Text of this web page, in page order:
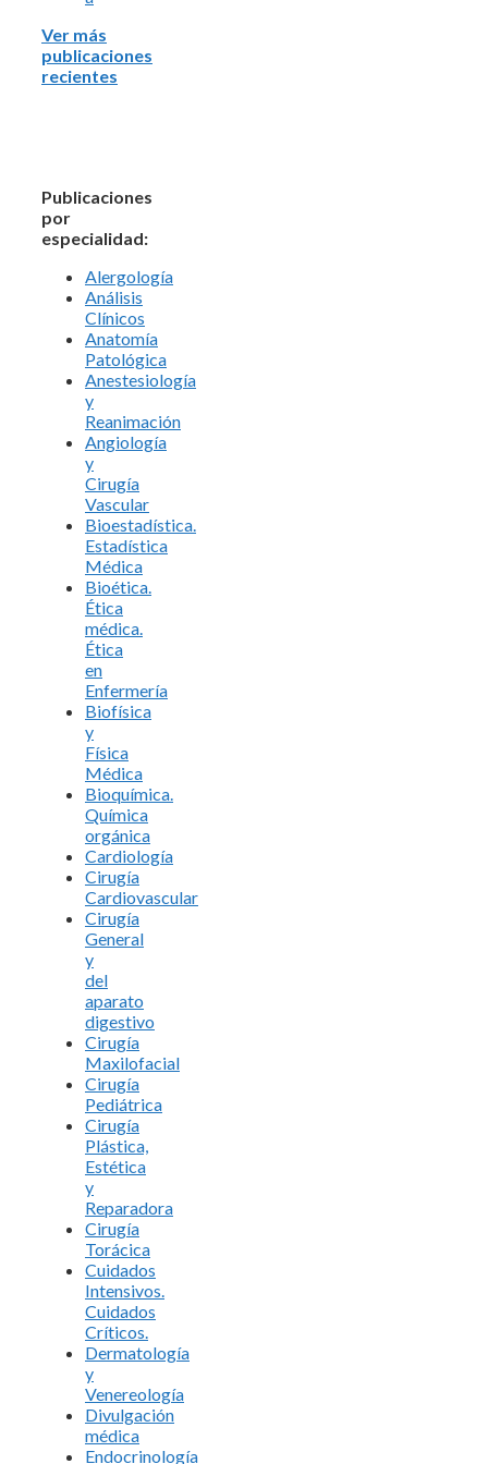
Ver más
publicaciones
recientes
Publicaciones
por
especialidad:
Alergología
Análisis
Clínicos
Anatomía
Patológica
Anestesiología
y
Reanimación
Angiología
y
Cirugía
Vascular
Bioestadística.
Estadística
Médica
Bioética.
Ética
médica.
Ética
en
Enfermería
Biofísica
y
Física
Médica
Bioquímica.
Química
orgánica
Cardiología
Cirugía
Cardiovascular
Cirugía
General
y
del
aparato
digestivo
Cirugía
Maxilofacial
Cirugía
Pediátrica
Cirugía
Plástica,
Estética
y
Reparadora
Cirugía
Torácica
Cuidados
Intensivos.
Cuidados
Críticos.
Dermatología
y
Venereología
Divulgación
médica
Endocrinología